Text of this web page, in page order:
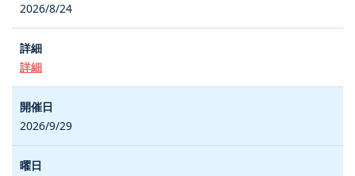
2026/8/24
詳細
2026/9/29